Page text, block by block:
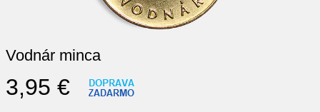
Vodnár minca
3,95 €